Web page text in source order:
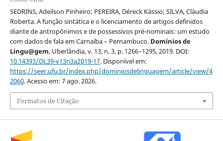
SEDRINS, Adeilson Pinheiro; PEREIRA, Déreck Kássio; SILVA, Cláudia
Roberta. A função sintática e o licenciamento de artigos definidos
diante de antropônimos e de possessivos pré-nominais: um estudo
com dados de fala em Carnaíba – Pernambuco. Domínios de
Lingu@gem, Uberlândia, v. 13, n. 3, p. 1266–1295, 2019. DOI:
10.14393/DL39-v13n3a2019-17. Disponível em:
https://seer.ufu.br/index.php/dominiosdelinguagem/article/view/4
2060. Acesso em: 7 ago. 2026.
Formatos de Citação